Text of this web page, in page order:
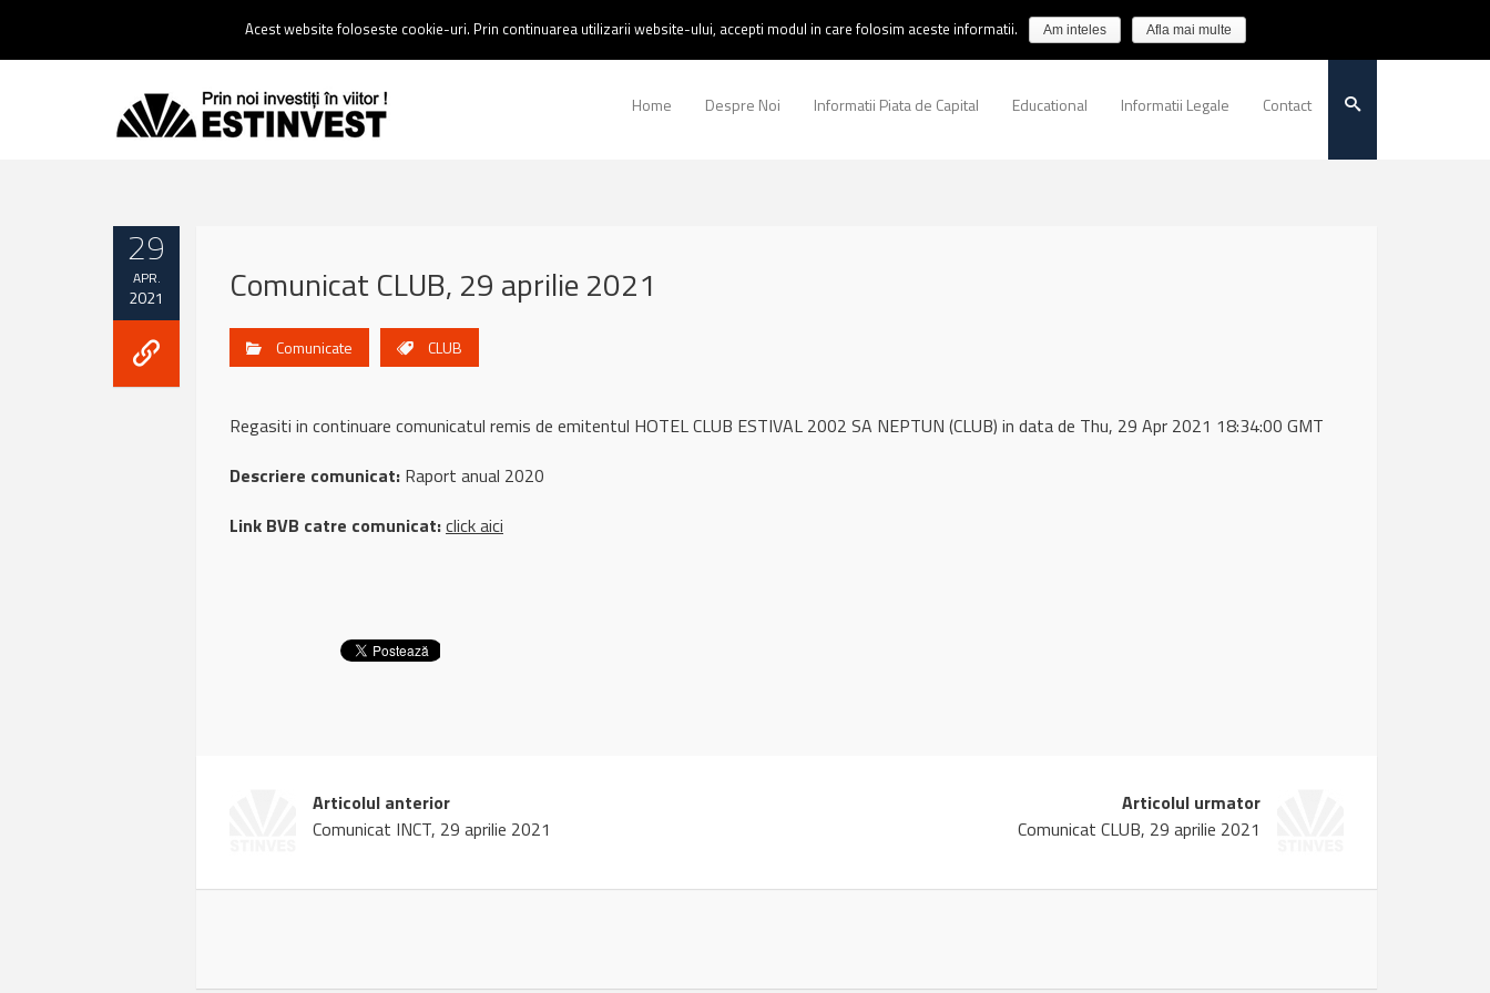
0237 238 900 |Email :contact@estinvest.ro
Home Despre Noi Informatii Piata de Capital Educational Informatii Legale Contact
29
APR.
2021 Comunicat CLUB, 29 aprilie 2021
Comunicate CLUB
Regasiti in continuare comunicatul remis de emitentul HOTEL CLUB ESTIVAL 2002 SA NEPTUN (CLUB) in data de Thu, 29 Apr 2021 18:34:00 GMT
Descriere comunicat: Raport anual 2020
Link BVB catre comunicat:click aici
Articolul anterior
Comunicat INCT, 29 aprilie 2021
Articolul urmator
Comunicat CLUB, 29 aprilie 2021
Acest website foloseste cookie-uri. Prin continuarea utilizarii website-ului, accepti modul in care folosim aceste informatii. Am inteles Afla mai multe